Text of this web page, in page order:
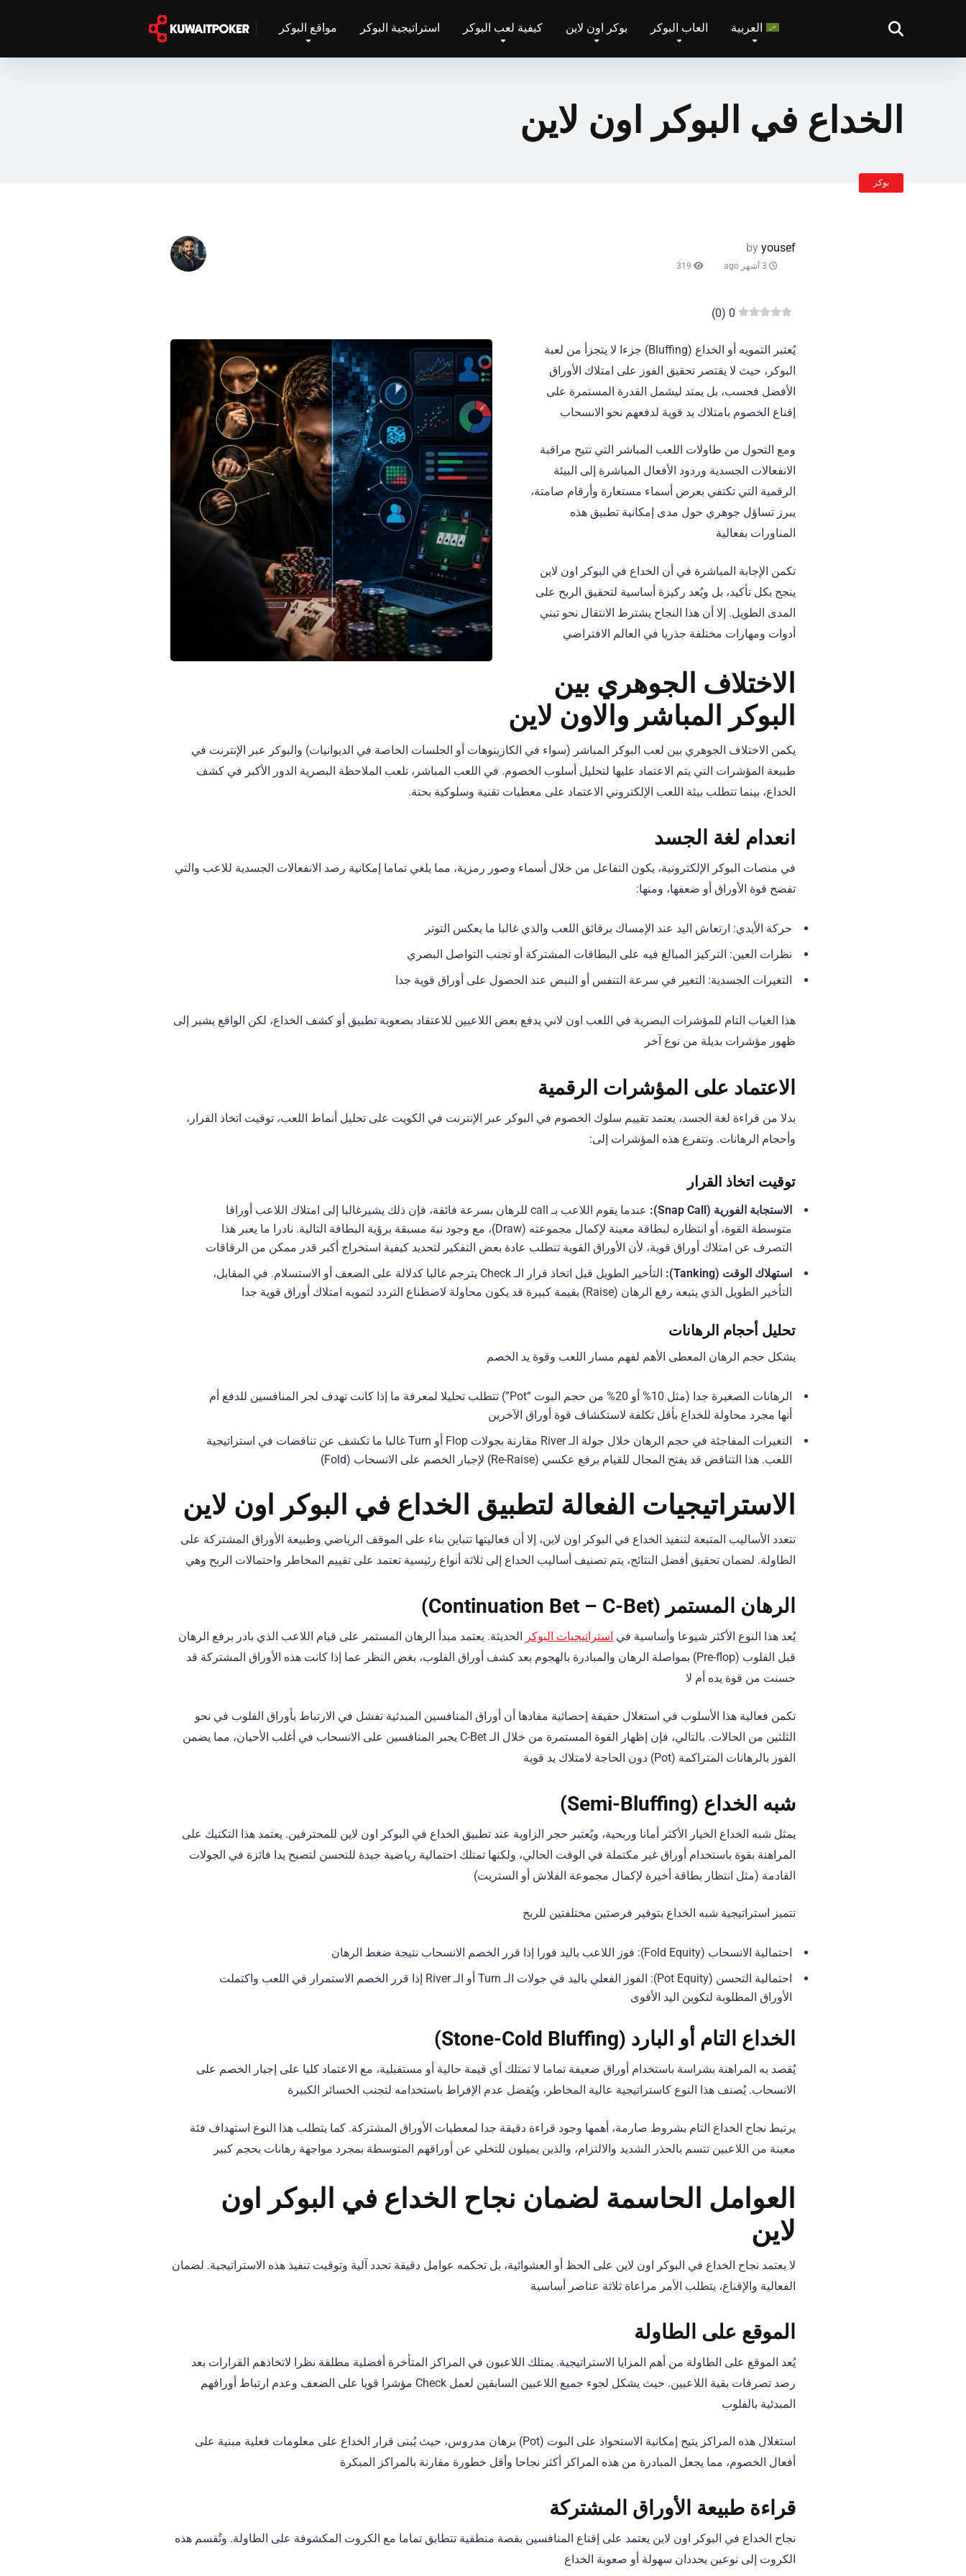
مواقع البوكر استراتيجية البوكر كيفية لعب البوكر بوكر اون لاين العاب البوكر العربية
الخداع في البوكر اون لاين
بوكر
by yousef
0
(
0
)
يُعتبر التمويه أو الخداع (Bluffing) جزءا لا يتجزأ من لعبة
البوكر، حيث لا يقتصر تحقيق الفوز على امتلاك الأوراق
الأفضل فحسب، بل يمتد ليشمل القدرة المستمرة على
إقناع الخصوم بامتلاك يد قوية لدفعهم نحو الانسحاب
ومع التحول من طاولات اللعب المباشر التي تتيح مراقبة
الانفعالات الجسدية وردود الأفعال المباشرة إلى البيئة
الرقمية التي تكتفي بعرض أسماء مستعارة وأرقام صامتة،
يبرز تساؤل جوهري حول مدى إمكانية تطبيق هذه
المناورات بفعالية
تكمن الإجابة المباشرة في أن الخداع في البوكر اون لاين
ينجح بكل تأكيد، بل ويُعد ركيزة أساسية لتحقيق الربح على
المدى الطويل. إلا أن هذا النجاح يشترط الانتقال نحو تبني
أدوات ومهارات مختلفة جذريا في العالم الافتراضي
الاختلاف الجوهري بين
البوكر المباشر والاون لاين
يكمن الاختلاف الجوهري بين لعب البوكر المباشر (سواء في الكازينوهات أو الجلسات الخاصة في الديوانيات) والبوكر عبر الإنترنت في
طبيعة المؤشرات التي يتم الاعتماد عليها لتحليل أسلوب الخصوم. في اللعب المباشر، تلعب الملاحظة البصرية الدور الأكبر في كشف
الخداع، بينما تتطلب بيئة اللعب الإلكتروني الاعتماد على معطيات تقنية وسلوكية بحتة.
انعدام لغة الجسد
في منصات البوكر الإلكترونية، يكون التفاعل من خلال أسماء وصور رمزية، مما يلغي تماما إمكانية رصد الانفعالات الجسدية للاعب والتي
تفضح قوة الأوراق أو ضعفها، ومنها:
حركة الأيدي: ارتعاش اليد عند الإمساك برقائق اللعب والذي غالبا ما يعكس التوتر
نظرات العين: التركيز المبالغ فيه على البطاقات المشتركة أو تجنب التواصل البصري
التغيرات الجسدية: التغير في سرعة التنفس أو النبض عند الحصول على أوراق قوية جدا
هذا الغياب التام للمؤشرات البصرية في اللعب اون لاني يدفع بعض اللاعبين للاعتقاد بصعوبة تطبيق أو كشف الخداع، لكن الواقع يشير إلى
ظهور مؤشرات بديلة من نوع آخر
الاعتماد على المؤشرات الرقمية
بدلا من قراءة لغة الجسد، يعتمد تقييم سلوك الخصوم في البوكر عبر الإنترنت في الكويت على تحليل أنماط اللعب، توقيت اتخاذ القرار،
وأحجام الرهانات. وتتفرع هذه المؤشرات إلى:
توقيت اتخاذ القرار
الاستجابة الفورية (Snap Call):
عندما يقوم اللاعب بـ call للرهان بسرعة فائقة، فإن ذلك يشيرغالبا إلى امتلاك اللاعب أوراقا
متوسطة القوة، أو انتظاره لبطاقة معينة لإكمال مجموعته (Draw)، مع وجود نية مسبقة برؤية البطاقة التالية. نادرا ما يعبر هذا
التصرف عن امتلاك أوراق قوية، لأن الأوراق القوية تتطلب عادة بعض التفكير لتحديد كيفية استخراج أكبر قدر ممكن من الرقاقات
استهلاك الوقت (Tanking):
التأخير الطويل قبل اتخاذ قرار الـ Check يترجم غالبا كدلالة على الضعف أو الاستسلام. في المقابل،
التأخير الطويل الذي يتبعه رفع الرهان (Raise) بقيمة كبيرة قد يكون محاولة لاصطناع التردد لتمويه امتلاك أوراق قوية جدا
تحليل أحجام الرهانات
يشكل حجم الرهان المعطى الأهم لفهم مسار اللعب وقوة يد الخصم
الرهانات الصغيرة جدا (مثل 10% أو 20% من حجم البوت “Pot”) تتطلب تحليلا لمعرفة ما إذا كانت تهدف لجر المنافسين للدفع أم
أنها مجرد محاولة للخداع بأقل تكلفة لاستكشاف قوة أوراق الآخرين
التغيرات المفاجئة في حجم الرهان خلال جولة الـ River مقارنة بجولات Flop أو Turn غالبا ما تكشف عن تناقضات في استراتيجية
اللعب. هذا التناقض قد يفتح المجال للقيام برفع عكسي (Re-Raise) لإجبار الخصم على الانسحاب (Fold)
الاستراتيجيات الفعالة لتطبيق الخداع في البوكر اون لاين
تتعدد الأساليب المتبعة لتنفيذ الخداع في البوكر اون لاين، إلا أن فعاليتها تتباين بناء على الموقف الرياضي وطبيعة الأوراق المشتركة على
الطاولة. لضمان تحقيق أفضل النتائج، يتم تصنيف أساليب الخداع إلى ثلاثة أنواع رئيسية تعتمد على تقييم المخاطر واحتمالات الربح وهي
الرهان المستمر (Continuation Bet – C-Bet)
يُعد هذا النوع الأكثر شيوعا وأساسية في استراتيجيات البوكر
الحديثة. يعتمد مبدأ الرهان المستمر على قيام اللاعب الذي بادر برفع الرهان
قبل الفلوب (Pre-flop) بمواصلة الرهان والمبادرة بالهجوم بعد كشف أوراق الفلوب، بغض النظر عما إذا كانت هذه الأوراق المشتركة قد
حسنت من قوة يده أم لا
تكمن فعالية هذا الأسلوب في استغلال حقيقة إحصائية مفادها أن أوراق المنافسين المبدئية تفشل في الارتباط بأوراق الفلوب في نحو
الثلثين من الحالات. بالتالي، فإن إظهار القوة المستمرة من خلال الـ C-Bet يجبر المنافسين على الانسحاب في أغلب الأحيان، مما يضمن
الفوز بالرهانات المتراكمة (Pot) دون الحاجة لامتلاك يد قوية
شبه الخداع (Semi-Bluffing)
يمثل شبه الخداع الخيار الأكثر أمانا وربحية، ويُعتبر حجر الزاوية عند تطبيق الخداع في البوكر اون لاين للمحترفين. يعتمد هذا التكتيك على
المراهنة بقوة باستخدام أوراق غير مكتملة في الوقت الحالي، ولكنها تمتلك احتمالية رياضية جيدة للتحسن لتصبح يدا فائزة في الجولات
القادمة (مثل انتظار بطاقة أخيرة لإكمال مجموعة الفلاش أو الستريت)
تتميز استراتيجية شبه الخداع بتوفير فرصتين مختلفتين للربح
احتمالية الانسحاب (Fold Equity): فوز اللاعب باليد فورا إذا قرر الخصم الانسحاب نتيجة ضغط الرهان
احتمالية التحسن (Pot Equity): الفوز الفعلي باليد في جولات الـ Turn أو الـ River إذا قرر الخصم الاستمرار في اللعب واكتملت
الأوراق المطلوبة لتكوين اليد الأقوى
الخداع التام أو البارد (Stone-Cold Bluffing)
يُقصد به المراهنة بشراسة باستخدام أوراق ضعيفة تماما لا تمتلك أي قيمة حالية أو مستقبلية، مع الاعتماد كليا على إجبار الخصم على
الانسحاب. يُصنف هذا النوع كاستراتيجية عالية المخاطر، ويُفضل عدم الإفراط باستخدامه لتجنب الخسائر الكبيرة
يرتبط نجاح الخداع التام بشروط صارمة، أهمها وجود قراءة دقيقة جدا لمعطيات الأوراق المشتركة. كما يتطلب هذا النوع استهداف فئة
معينة من اللاعبين تتسم بالحذر الشديد والالتزام، والذين يميلون للتخلي عن أوراقهم المتوسطة بمجرد مواجهة رهانات بحجم كبير
العوامل الحاسمة لضمان نجاح الخداع في البوكر اون
لاين
لا يعتمد نجاح الخداع في البوكر اون لاين على الحظ أو العشوائية، بل تحكمه عوامل دقيقة تحدد آلية وتوقيت تنفيذ هذه الاستراتيجية. لضمان
الفعالية والإقناع، يتطلب الأمر مراعاة ثلاثة عناصر أساسية
الموقع على الطاولة
يُعد الموقع على الطاولة من أهم المزايا الاستراتيجية. يمتلك اللاعبون في المراكز المتأخرة أفضلية مطلقة نظرا لاتخاذهم القرارات بعد
رصد تصرفات بقية اللاعبين. حيث يشكل لجوء جميع اللاعبين السابقين لعمل Check مؤشرا قويا على الضعف وعدم ارتباط أوراقهم
المبدئية بالفلوب
استغلال هذه المراكز يتيح إمكانية الاستحواذ على البوت (Pot) برهان مدروس، حيث يُبنى قرار الخداع على معلومات فعلية مبنية على
أفعال الخصوم، مما يجعل المبادرة من هذه المراكز أكثر نجاحا وأقل خطورة مقارنة بالمراكز المبكرة
قراءة طبيعة الأوراق المشتركة
نجاح الخداع في البوكر اون لاين يعتمد على إقناع المنافسين بقصة منطقية تتطابق تماما مع الكروت المكشوفة على الطاولة. وتُقسم هذه
الكروت إلى نوعين يحددان سهولة أو صعوبة الخداع